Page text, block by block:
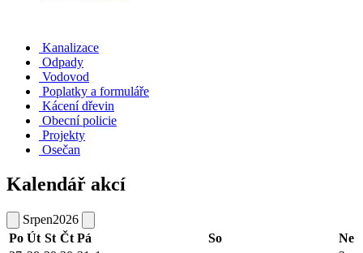
Kanalizace
Odpady
Vodovod
Poplatky a formuláře
Kácení dřevin
Obecní policie
Projekty
Osečan
Kalendář akcí
Srpen2026
Po Út St Čt Pá So
Ne